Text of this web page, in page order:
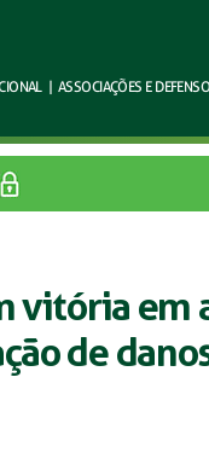
| ASSOCIAÇÕES E
vitória em
de